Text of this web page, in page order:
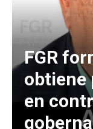
FGR
obtiene
en